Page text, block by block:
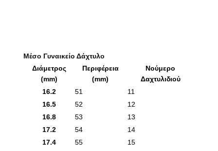
Μέσο Γυναικείο Δάχτυλο
Διάμετρος
(mm)
Περιφέρεια
(mm)
Νούμερο
Δαχτυλιδιού
16.2
51
11
16.5
52
12
16.8
53
13
17.2
54
14
17.4
55
15